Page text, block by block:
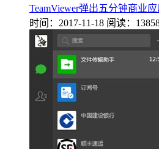
TeamViewer弹出五分钟商业
时间：2017-11-18 阅读：